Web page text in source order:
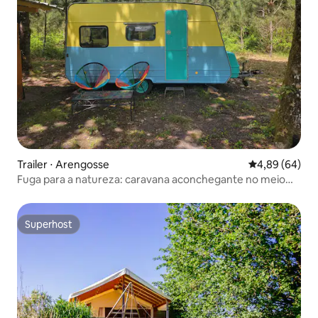
Trailer ⋅ Arengosse 4,89 de uma
4,89 (64)
Fuga para a natureza: caravana aconchegante no meio
Superhost
Superhost